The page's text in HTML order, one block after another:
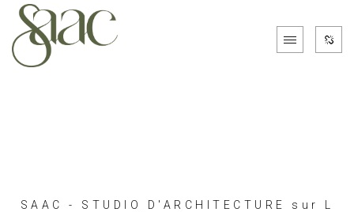
SAAC - STUDIO D'ARCHITECTURE sur L